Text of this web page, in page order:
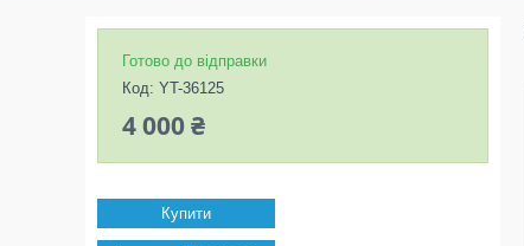
Готово до відправки
Код: YT-36125
4 000 ₴
Купити